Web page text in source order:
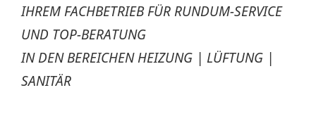
IHREM FACHBETRIEB FÜR RUNDUM-SERVICE
UND TOP-BERATUNG
IN DEN BEREICHEN HEIZUNG | LÜFTUNG |
SANITÄR